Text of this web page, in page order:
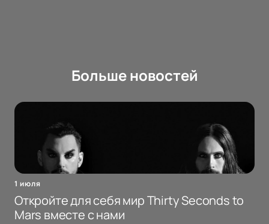
Больше новостей
1 июля
Откройте для себя мир Thirty Seconds to
Mars вместе с нами